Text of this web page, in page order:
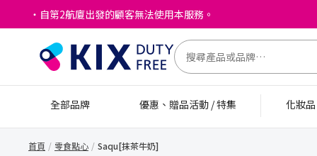
・自第2航廈出發的顧客無法使用本服務。
全部品牌 優惠、贈品活動 / 特集 化妝品
首頁 零食點心 Saqu[抹茶牛奶]